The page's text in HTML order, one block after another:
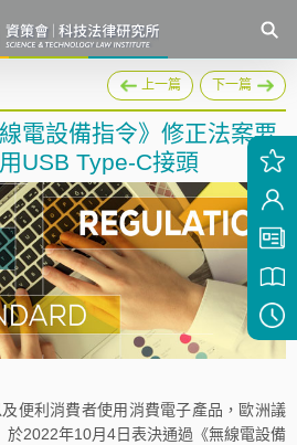
上一篇 下一篇
電設備指令》修正法案要
USB Type-C接頭
利消費者使用消費電子產品，歐洲議
於2022年10月4日表決通過《無線電設備